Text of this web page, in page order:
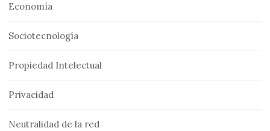
Economía
Sociotecnología
Propiedad Intelectual
Privacidad
Neutralidad de la red